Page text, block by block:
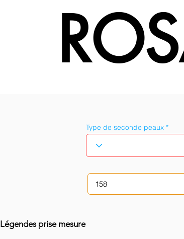
Type de seconde peaux
Légendes prise mesure